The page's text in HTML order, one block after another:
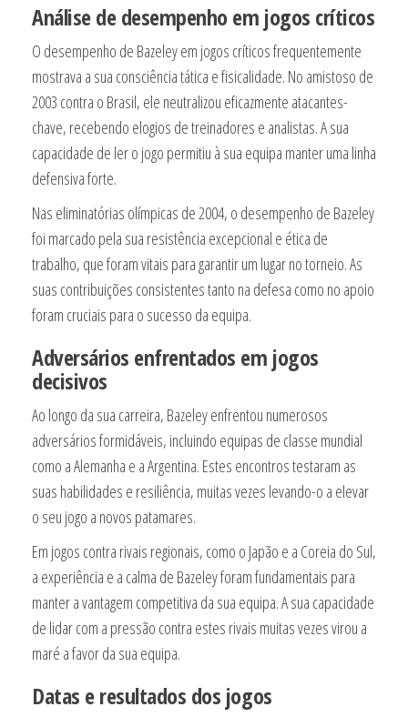
Análise de desempenho em jogos críticos
O desempenho de Bazeley em jogos críticos frequentemente
mostrava a sua consciência tática e fisicalidade. No amistoso de
2003 contra o Brasil, ele neutralizou eficazmente atacantes-
chave, recebendo elogios de treinadores e analistas. A sua
capacidade de ler o jogo permitiu à sua equipa manter uma linha
defensiva forte.
Nas eliminatórias olímpicas de 2004, o desempenho de Bazeley
foi marcado pela sua resistência excepcional e ética de
trabalho, que foram vitais para garantir um lugar no torneio. As
suas contribuições consistentes tanto na defesa como no apoio
foram cruciais para o sucesso da equipa.
Adversários enfrentados em jogos
decisivos
Ao longo da sua carreira, Bazeley enfrentou numerosos
adversários formidáveis, incluindo equipas de classe mundial
como a Alemanha e a Argentina. Estes encontros testaram as
suas habilidades e resiliência, muitas vezes levando-o a elevar
o seu jogo a novos patamares.
Em jogos contra rivais regionais, como o Japão e a Coreia do Sul,
a experiência e a calma de Bazeley foram fundamentais para
manter a vantagem competitiva da sua equipa. A sua capacidade
de lidar com a pressão contra estes rivais muitas vezes virou a
maré a favor da sua equipa.
Datas e resultados dos jogos